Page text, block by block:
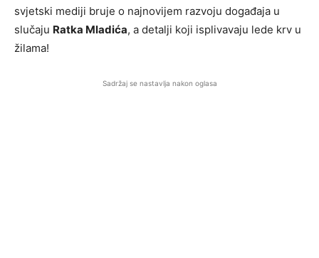
svjetski mediji bruje o najnovijem razvoju događaja u
slučaju Ratka Mladića, a detalji koji isplivavaju lede krv u
žilama!
Sadržaj se nastavlja nakon oglasa